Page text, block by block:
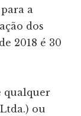
a
dos
2018 é 30
qualquer
ou